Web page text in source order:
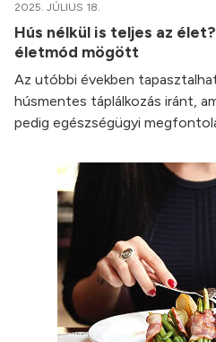
2025. JÚLIUS 18.
Hús nélkül is teljes az
életmód mögött
Az utóbbi években
húsmentes táplálkozás iránt,
pedig egészségügyi